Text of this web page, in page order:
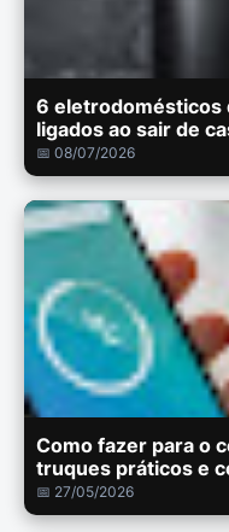
6 eletrodomésticos
ligados ao sair de
📅 08/07/2026
Como fazer para o
truques práticos e
📅 27/05/2026